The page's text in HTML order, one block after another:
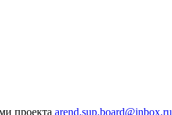
проекта arend.sup.board@inbox.ru